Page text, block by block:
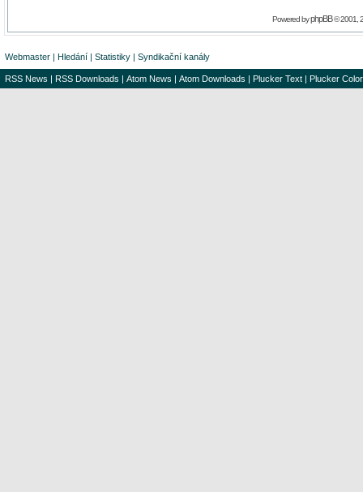
Powered byphpBB© 2001,
Webmaster | Hledání | Statistiky | Syndikační kanály
RSS News | RSS Downloads | Atom News | Atom Downloads | Plucker Text | Plucker Color